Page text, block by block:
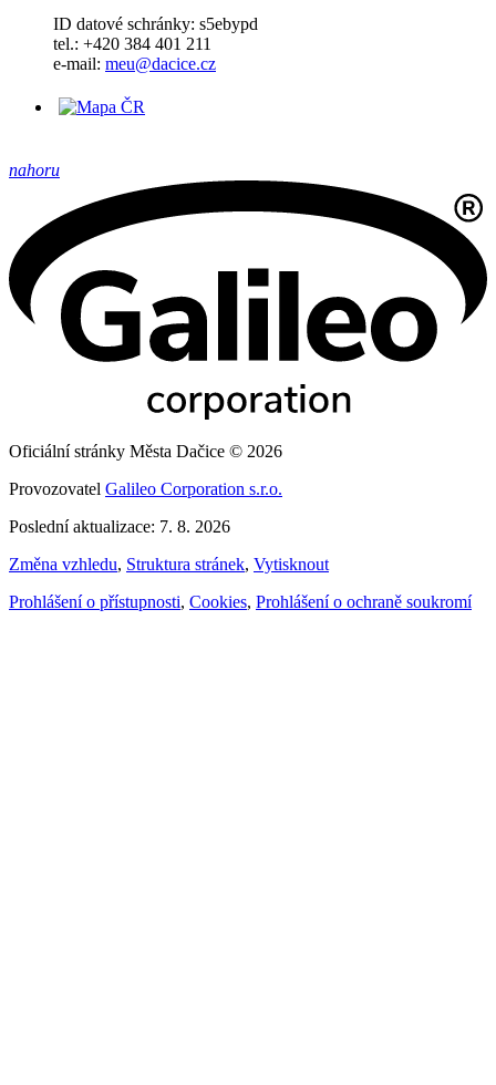
ID datové schránky: s5ebypd
tel.: +420 384 401 211
e-mail: meu@dacice.cz
nahoru
Oficiální stránky Města Dačice © 2026
Provozovatel Galileo Corporation s.r.o.
Poslední aktualizace: 7. 8. 2026
Změna vzhledu, Struktura stránek, Vytisknout
Prohlášení o přístupnosti, Cookies, Prohlášení o ochraně soukromí